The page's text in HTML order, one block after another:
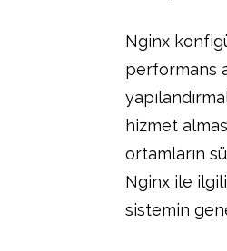
Nginx
performans
hizmet
ortamların
Nginx ile
sistemin